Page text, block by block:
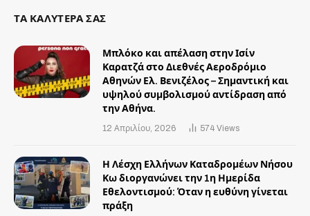
ΤΑ ΚΑΛΥΤΕΡΑ ΣΑΣ
Μπλόκο και απέλαση στην Ισίν
Καρατζά στο Διεθνές Αεροδρόμιο
Αθηνών Ελ. Βενιζέλος – Σημαντική και
υψηλού συμβολισμού αντίδραση από
την Αθήνα.
12 Απριλίου, 2026 574 Views
Η Λέσχη Ελλήνων Καταδρομέων Νήσου
Κω διοργανώνει την 1η Ημερίδα
Εθελοντισμού: Όταν η ευθύνη γίνεται
πράξη